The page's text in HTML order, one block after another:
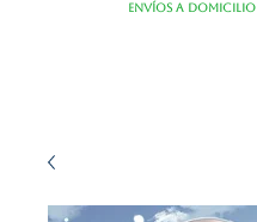
Envíos a domicilio